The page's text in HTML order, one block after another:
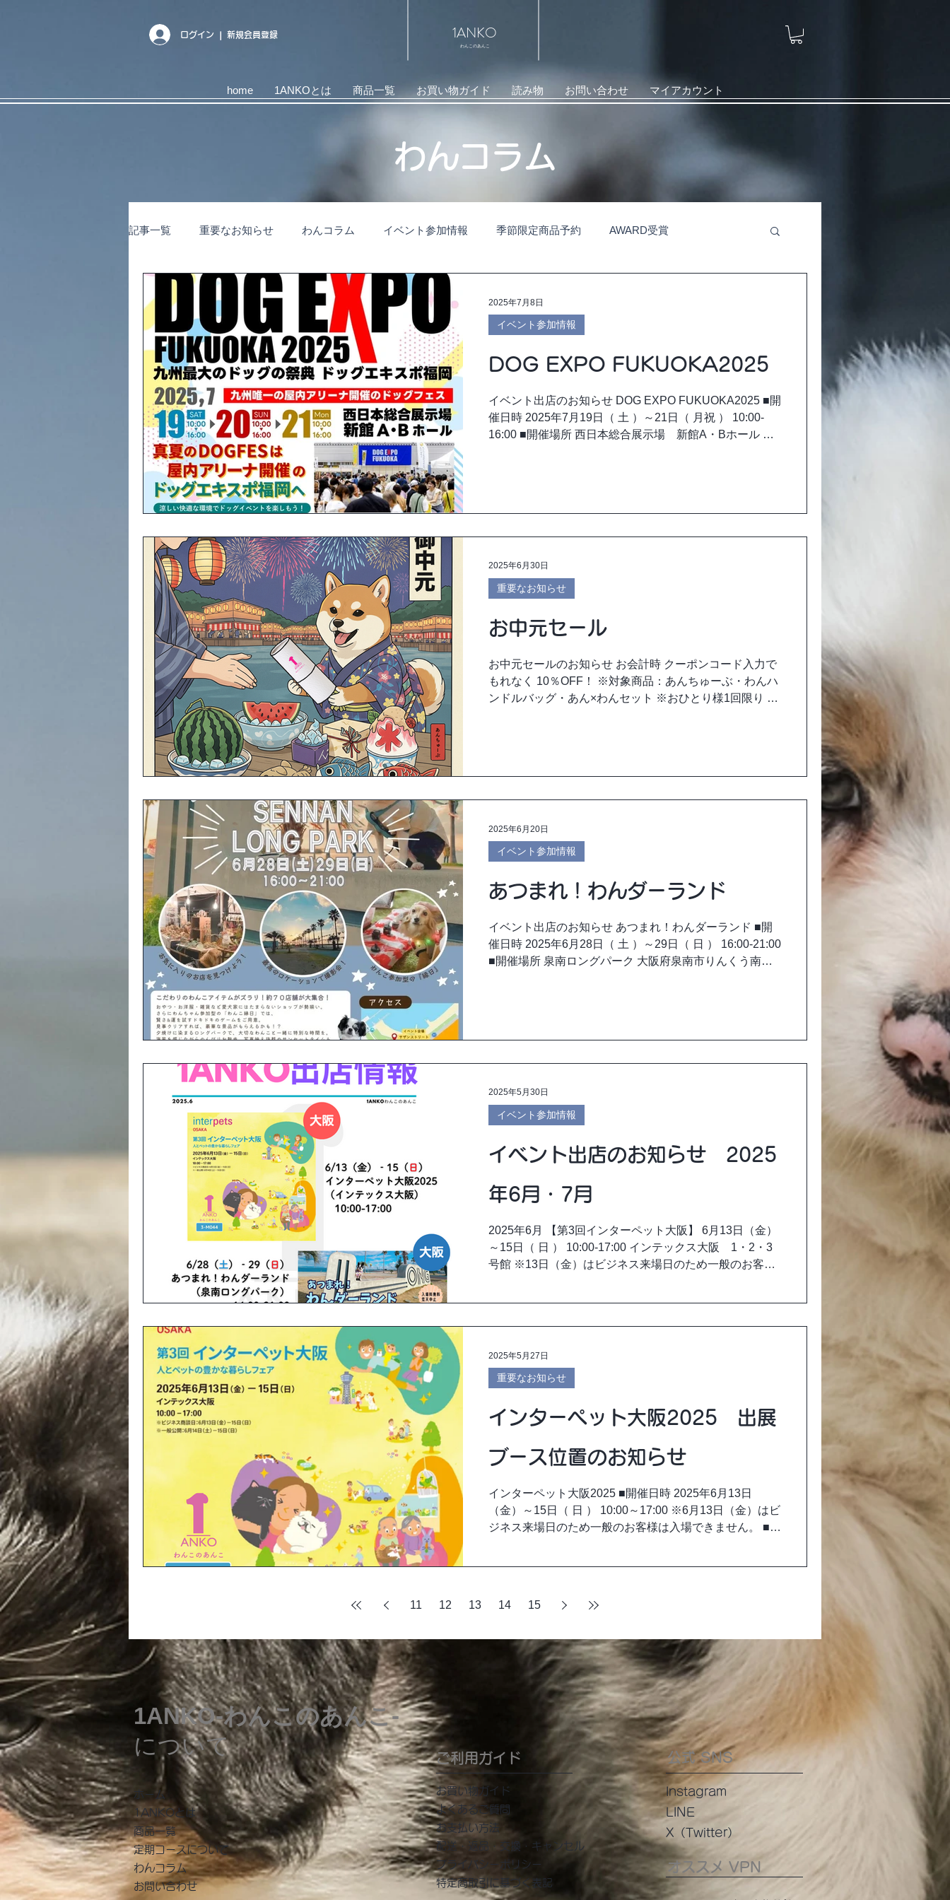
ログイン ❘ 新規会員登録 1ANKO
わんこのあんこ
home 1ANKOとは 商品一覧 お買い物ガイド 読み物 お問い合わせ マイアカウント
​わんコラム
記事一覧 重要なお知らせ わんコラム イベント参加情報 季節限定商品予約 AWARD受賞
キャンペーン
DOG EXPO FUKUOKA2025
イベント出店のお知らせ DOG EXPO FUKUOKA2025 ■開
催日時 2025年7月19日（ 土 ）～21日（ 月祝 ） 10:00‐
16:00 ■開催場所 西日本総合展示場 新館A・Bホール 福
イベント参加情報
2025年7月8日
お中元セール
お中元セールのお知らせ お会計時 クーポンコード入力で
もれなく 10％OFF！ ※対象商品：あんちゅーぶ・わんハ
ンドルバッグ・あん×わんセット ※おひとり様1回限り ク
重要なお知らせ
2025年6月30日
あつまれ！わんダーランド
イベント出店のお知らせ あつまれ！わんダーランド ■開
催日時 2025年6月28日（ 土 ）～29日（ 日 ） 16:00‐21:00
■開催場所 泉南ロングパーク 大阪府泉南市りんくう南浜
イベント参加情報
2025年6月20日
イベント出店のお知らせ 2025
年6月・7月
2025年6月 【第3回インターペット大阪】 6月13日（金）
～15日（ 日 ） 10:00‐17:00 インテックス大阪 1・2・3
号館 ※13日（金）はビジネス来場日のため一般のお客様
イベント参加情報
2025年5月30日
インターペット大阪2025 出展
ブース位置のお知らせ
インターペット大阪2025 ■開催日時 2025年6月13日
（金）～15日（ 日 ） 10:00～17:00 ※6月13日（金）はビ
ジネス来場日のため一般のお客様は入場できません。 ■開
重要なお知らせ
2025年5月27日
11 12 13 14 15
1ANKO-わんこのあんこ-
について
ご利用ガイド
​ホーム
1ANKOとは
商品一覧
​定期コースについて
わんコラム
お問い合わせ
​お買い物ガイド
よくあるご質問
お支払い方法
配送・返品・交換・キャンセル
プライバシーポリシー
特定商取引に基づく表記
公式 SNS
Instagram
LINE
​X（Twitter）
オススメ VPN